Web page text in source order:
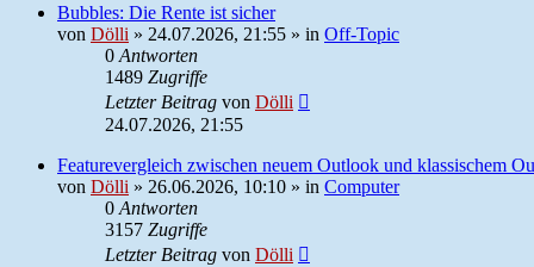
Bubbles: Die Rente ist sicher
von Dölli » 24.07.2026, 21:55 » in Off-Topic
0 Antworten
1489 Zugriffe
Letzter Beitrag von Dölli
24.07.2026, 21:55
Featurevergleich zwischen neuem Outlook und klassischem
von Dölli » 26.06.2026, 10:10 » in Computer
0 Antworten
3157 Zugriffe
Letzter Beitrag von Dölli